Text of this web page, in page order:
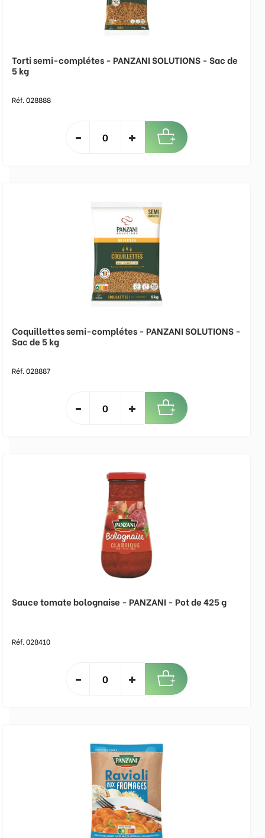
Torti semi-complétes - PANZANI SOLUTIONS - Sac de
5 kg
Réf. 028888
Coquillettes semi-complétes - PANZANI SOLUTIONS -
Sac de 5 kg
Réf. 028887
Sauce tomate bolognaise - PANZANI - Pot de 425 g
Réf. 028410